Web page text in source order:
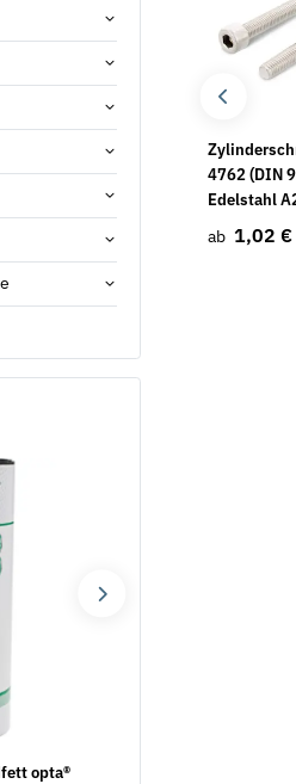
Unterlegscheiben DIN
9021 galv. verzinkt
ab 1,02 €*
4762 (DIN
Edelstahl
ab 1,02 €
opta®